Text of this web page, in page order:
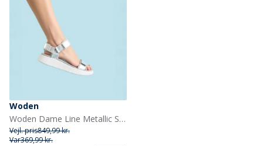
Woden
Woden Dame Line Metallic Sandaler 039 Sølv
Vejl. pris849,99 kr.
Var369,99 kr.